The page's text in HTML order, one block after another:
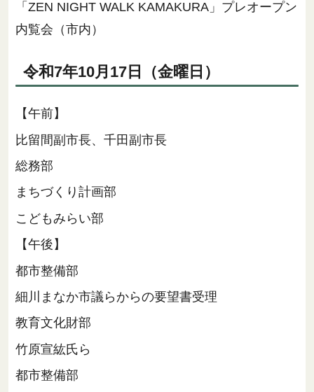
「ZEN NIGHT WALK KAMAKURA」プレオープン
内覧会（市内）
令和7年10月17日（金曜日）
【午前】
比留間副市長、千田副市長
総務部
まちづくり計画部
こどもみらい部
【午後】
都市整備部
細川まなか市議らからの要望書受理
教育文化財部
竹原宣紘氏ら
都市整備部